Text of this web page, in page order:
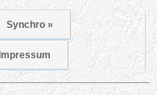
Synchro »
Impressum